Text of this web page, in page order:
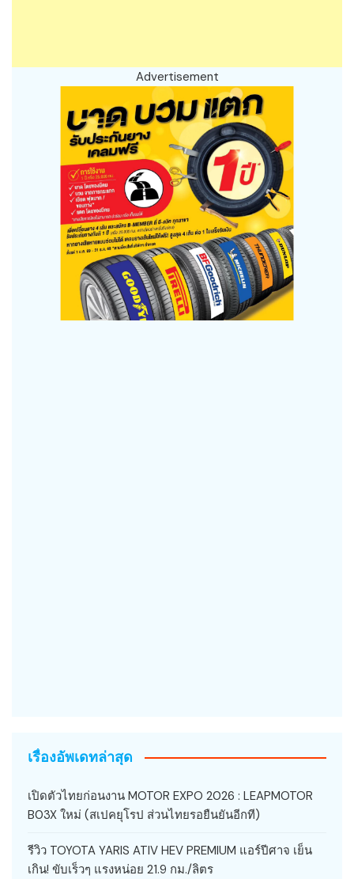
Advertisement
เรื่องอัพเดทล่าสุด
เปิดตัวไทยก่อนงาน MOTOR EXPO 2026 : LEAPMOTOR
B03X ใหม่ (สเปคยุโรป ส่วนไทยรอยืนยันอีกที)
รีวิว TOYOTA YARIS ATIV HEV PREMIUM แอร์ปีศาจ เย็น
เกิน! ขับเร็วๆ แรงหน่อย 21.9 กม./ลิตร